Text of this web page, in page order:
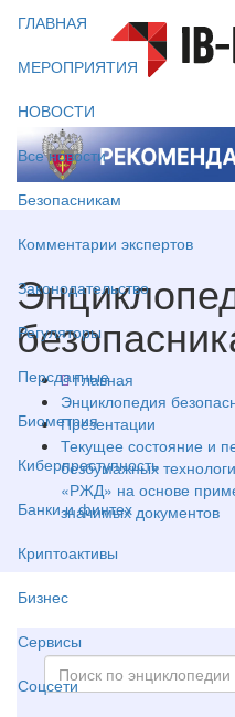
ГЛАВНАЯ
МЕРОПРИЯТИЯ
НОВОСТИ
Все новости
Безопасникам
Комментарии экспертов
Законодательство
Регуляторы
Персданные
Биометрия
Киберпреступность
Банки и финтех
Криптоактивы
Бизнес
Сервисы
Соцсети
Главная
Энциклопедия
Презентации
Текущее состояние и
безбумажных
«РЖД» на основе
значимых документов